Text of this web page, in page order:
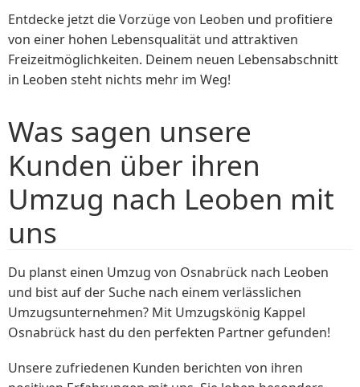
Entdecke jetzt die Vorzüge von Leoben und profitiere
von einer hohen Lebensqualität und attraktiven
Freizeitmöglichkeiten. Deinem neuen Lebensabschnitt
in Leoben steht nichts mehr im Weg!
Was sagen unsere
Kunden über ihren
Umzug nach Leoben mit
uns
Du planst einen Umzug von Osnabrück nach Leoben
und bist auf der Suche nach einem verlässlichen
Umzugsunternehmen? Mit Umzugskönig Kappel
Osnabrück hast du den perfekten Partner gefunden!
Unsere zufriedenen Kunden berichten von ihren